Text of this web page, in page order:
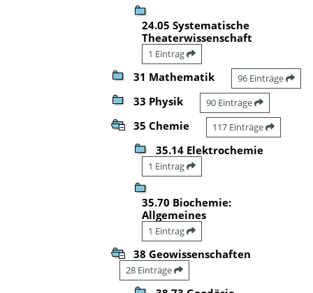
24.05 Systematische
Theaterwissenschaft
1 Eintrag
31 Mathematik 96 Einträge
33 Physik 90 Einträge
35 Chemie 117 Einträge
35.14 Elektrochemie
1 Eintrag
35.70 Biochemie:
Allgemeines
1 Eintrag
38 Geowissenschaften
28 Einträge